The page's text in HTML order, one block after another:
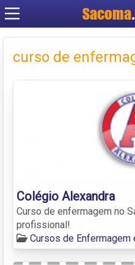
Sacoma
curso de
Colégio Alexandra
Curso de enfermagem no
profissional!
Cursos de Enfermagem